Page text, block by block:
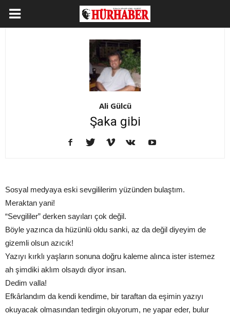
Ali Gülcü
Şaka gibi
Sosyal medyaya eski sevgililerim yüzünden bulaştım.
Meraktan yani!
“Sevgililer” derken sayıları çok değil.
Böyle yazınca da hüzünlü oldu sanki, az da değil diyeyim de
gizemli olsun azıcık!
Yazıyı kırklı yaşların sonuna doğru kaleme alınca ister istemez
ah şimdiki aklım olsaydı diyor insan.
Dedim valla!
Efkârlandım da kendi kendime, bir taraftan da eşimin yazıyı
okuyacak olmasından tedirgin oluyorum, ne yapar eder, bulur